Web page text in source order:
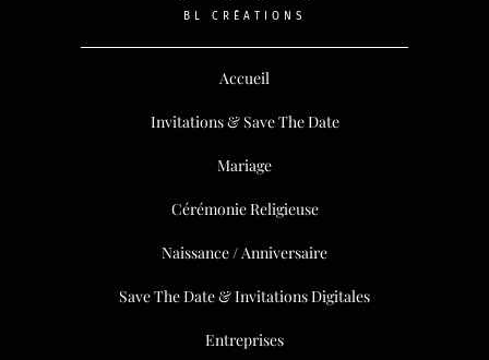
BL CRÉATIONS
Accueil
Invitations & Save The Date
Mariage
Cérémonie Religieuse
Naissance / Anniversaire
Save The Date & Invitations Digitales
Entreprises